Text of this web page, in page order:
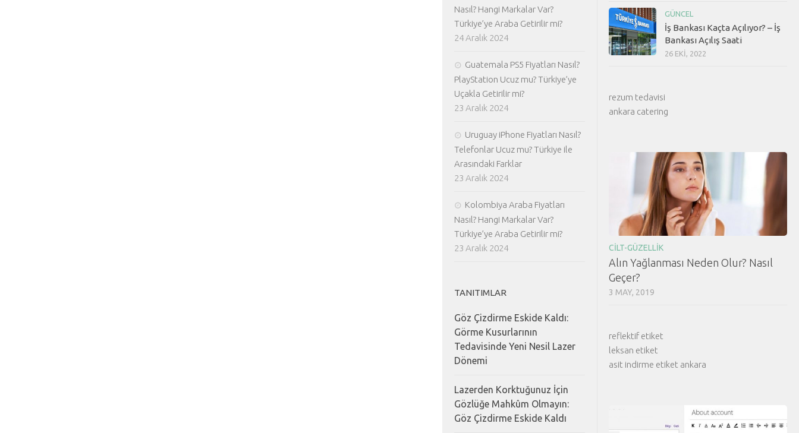
GÜNCEL
İş Bankası Kaçta Açılıyor? – İş
Bankası Açılış Saati
26 EKI, 2022
rezum tedavisi
ankara catering
CILT-GÜZELLIK
Alın Yağlanması Neden Olur? Nasıl
Geçer?
3 MAY, 2019
reflektif etiket
leksan etiket
asit indirme etiket ankara
Nasıl? Hangi Markalar Var?
Türkiye’ye Araba Getirilir mi?
24 Aralık 2024
Guatemala PS5 Fiyatları Nasıl?
PlayStation Ucuz mu? Türkiye’ye
Uçakla Getirilir mi?
23 Aralık 2024
Uruguay iPhone Fiyatları Nasıl?
Telefonlar Ucuz mu? Türkiye ile
Arasındaki Farklar
23 Aralık 2024
Kolombiya Araba Fiyatları
Nasıl? Hangi Markalar Var?
Türkiye’ye Araba Getirilir mi?
23 Aralık 2024
TANITIMLAR
Göz Çizdirme Eskide Kaldı:
Görme Kusurlarının
Tedavisinde Yeni Nesil Lazer
Dönemi
Lazerden Korktuğunuz İçin
Gözlüğe Mahkûm Olmayın:
Göz Çizdirme Eskide Kaldı